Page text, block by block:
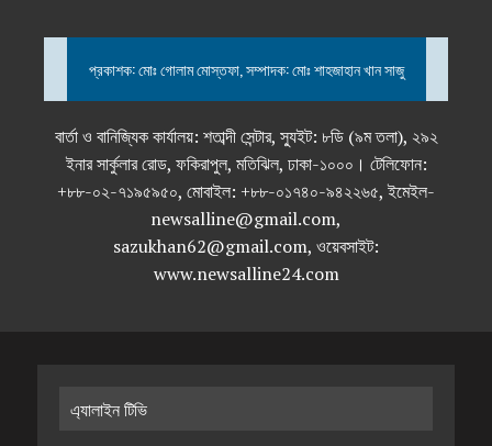
প্রকাশক: মোঃ গোলাম মোস্তফা, সম্পাদক: মোঃ শাহজাহান খান সাজু
বার্তা ও বানিজ্যিক কার্যালয়: শতাব্দী সেন্টার, স্যুইট: ৮ডি (৯ম তলা), ২৯২
ইনার সার্কুলার রোড, ফকিরাপুল, মতিঝিল, ঢাকা-১০০০। টেলিফোন:
+৮৮-০২-৭১৯৫৯৫০, মোবাইল: +৮৮-০১৭৪০-৯৪২২৬৫, ইমেইল-
newsalline@gmail.com,
sazukhan62@gmail.com, ওয়েবসাইট:
www.newsalline24.com
এ্যালাইন টিভি